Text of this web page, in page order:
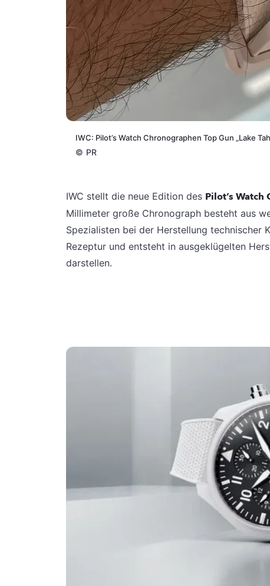
IWC: Pilot’s Watch Chronographen Top Gun „Lake
© PR
IWC stellt die neue Edition des Pilot’s Watch
Millimeter große Chronograph besteht aus
Spezialisten bei der Herstellung technischer
Rezeptur und entsteht in ausgeklügelten
darstellen.